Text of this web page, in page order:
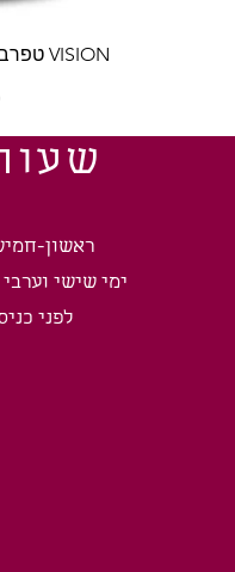
VISION טפרברג קברנה סוביניון יבש
ראשון-חמישי: 8:00 -
לפני